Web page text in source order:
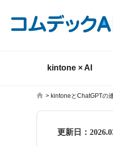
kintone × AI
> kintoneとChatGPTの
更新日：